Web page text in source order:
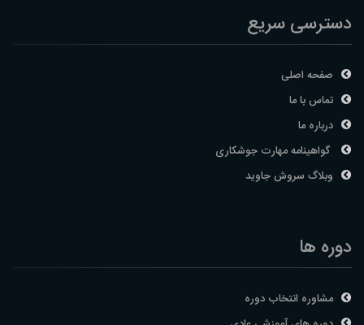
دسترسی سریع
صفحه اصلی
تماس با ما
درباره ما
گواهینامه مهارت جوشکاری
وبلاگ سروش جاوید
دوره ها
مشاوره انتخاب دوره